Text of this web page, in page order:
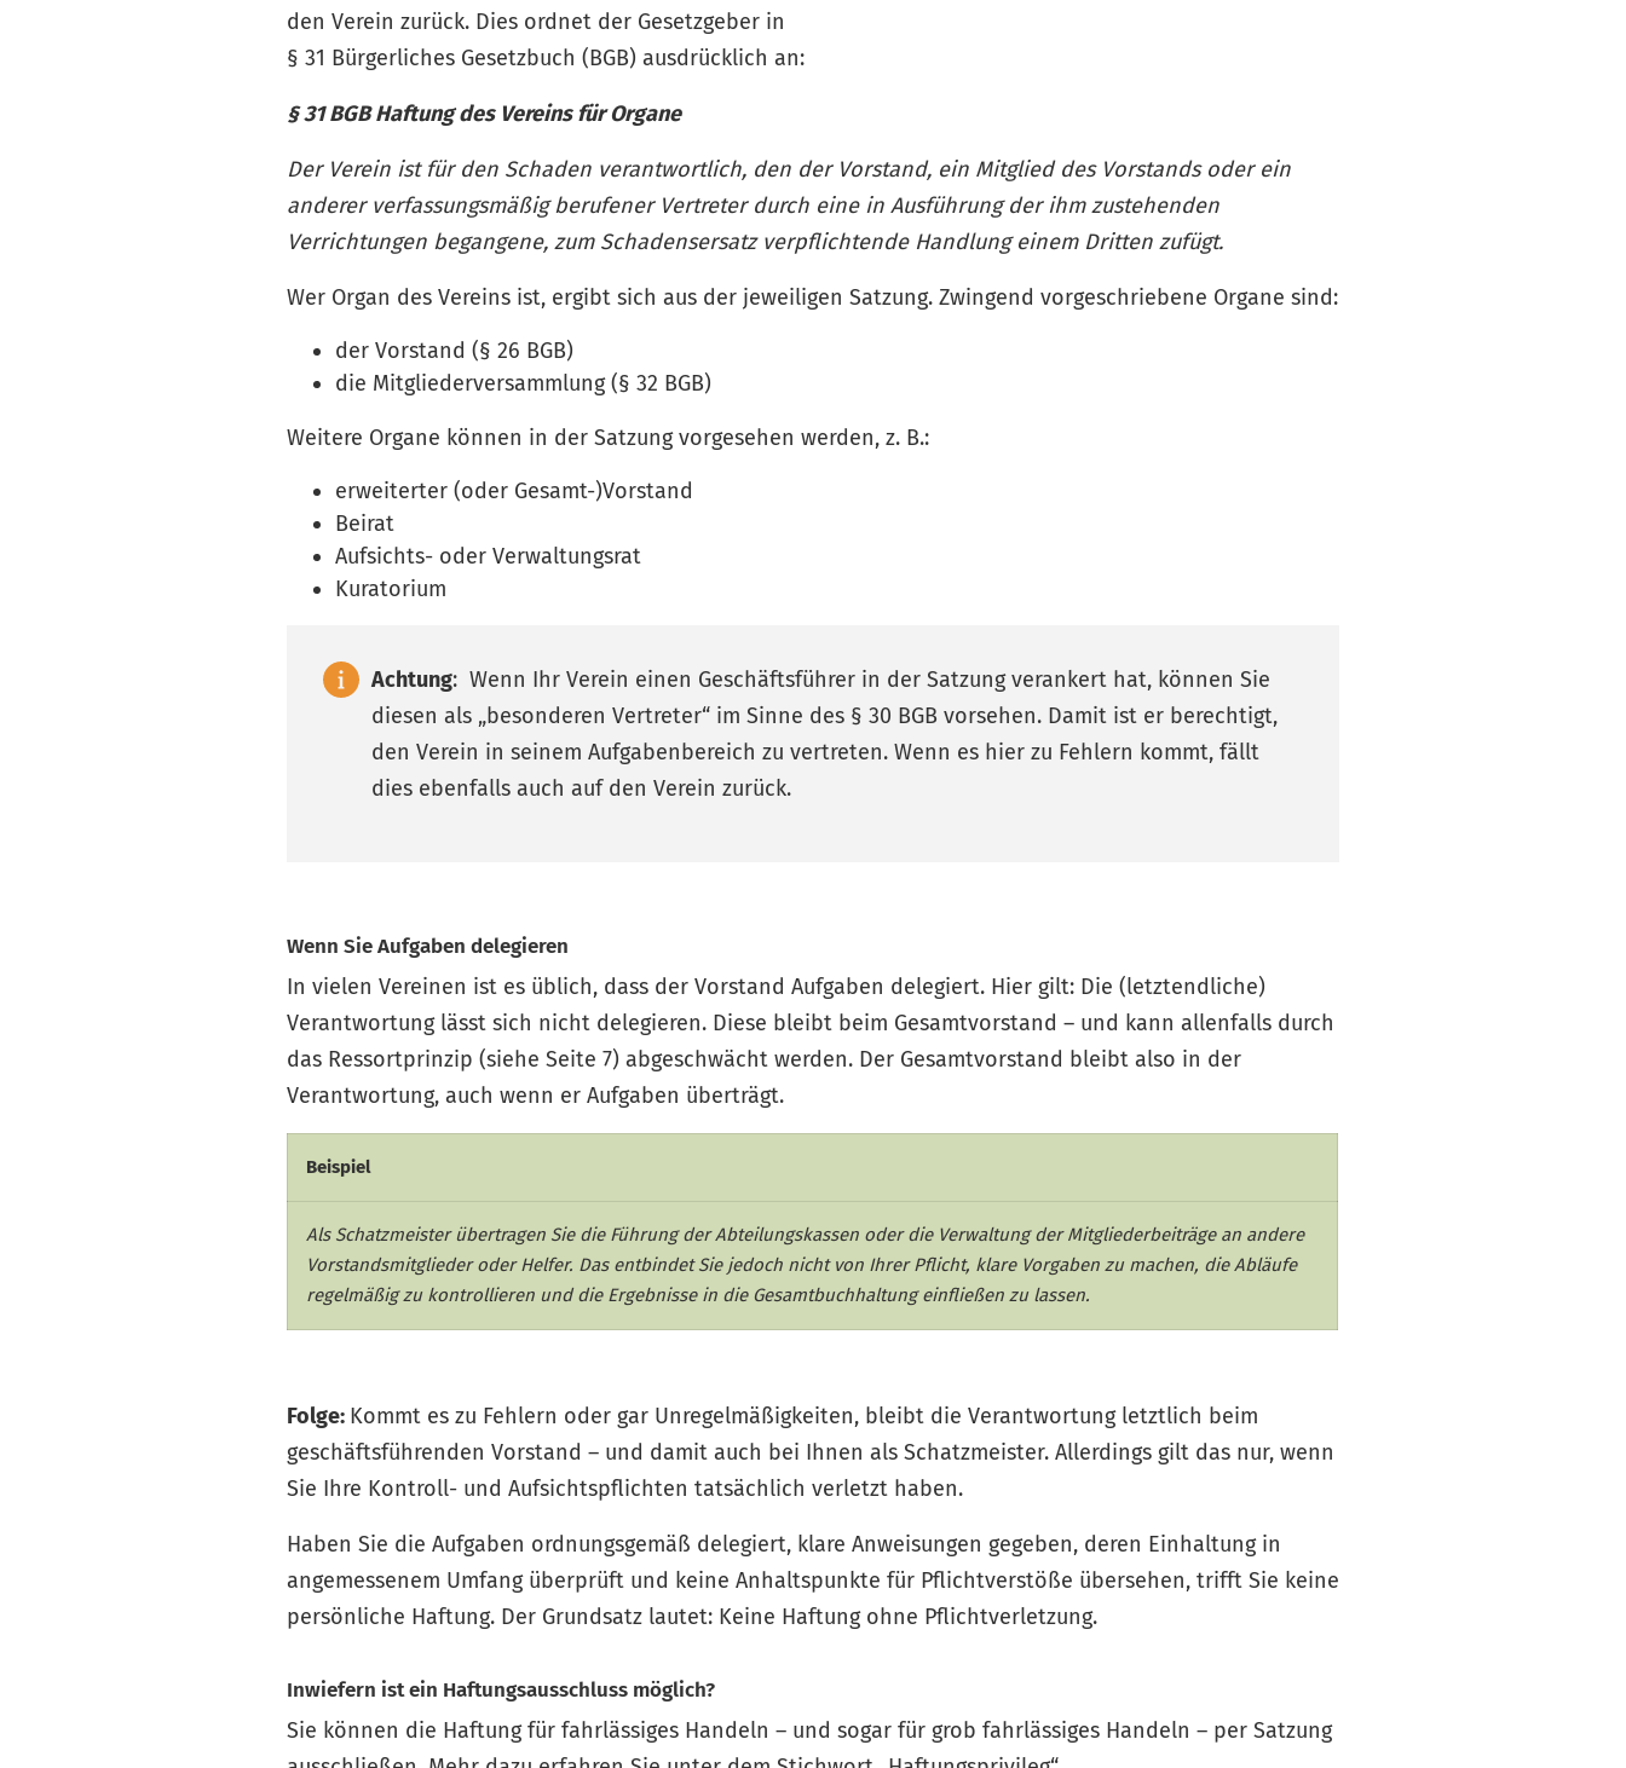
den Verein zurück. Dies ordnet der Gesetzgeber in
§ 31 Bürgerliches Gesetzbuch (BGB) ausdrücklich an:
§ 31 BGB Haftung des Vereins für Organe
Der Verein ist für den Schaden verantwortlich, den der Vorstand, ein Mitglied des Vorstands oder ein
anderer verfassungsmäßig berufener Vertreter durch eine in Ausführung der ihm zustehenden
Verrichtungen begangene, zum Schadensersatz verpflichtende Handlung einem Dritten zufügt.
Wer Organ des Vereins ist, ergibt sich aus der jeweiligen Satzung. Zwingend vorgeschriebene Organe sind:
der Vorstand (§ 26 BGB)
die Mitgliederversammlung (§ 32 BGB)
Weitere Organe können in der Satzung vorgesehen werden, z. B.:
erweiterter (oder Gesamt-)Vorstand
Beirat
Aufsichts- oder Verwaltungsrat
Kuratorium
Achtung: Wenn Ihr Verein einen Geschäftsführer in der Satzung verankert hat, können Sie
diesen als „besonderen Vertreter“ im Sinne des § 30 BGB vorsehen. Damit ist er berechtigt,
den Verein in seinem Aufgabenbereich zu vertreten. Wenn es hier zu Fehlern kommt, fällt
dies ebenfalls auch auf den Verein zurück.
Wenn Sie Aufgaben delegieren
In vielen Vereinen ist es üblich, dass der Vorstand Aufgaben delegiert. Hier gilt: Die (letztendliche)
Verantwortung lässt sich nicht delegieren. Diese bleibt beim Gesamtvorstand – und kann allenfalls durch
das Ressortprinzip (siehe Seite 7) abgeschwächt werden. Der Gesamtvorstand bleibt also in der
Verantwortung, auch wenn er Aufgaben überträgt.
Beispiel
Als Schatzmeister übertragen Sie die Führung der Abteilungskassen oder die Verwaltung der Mitgliederbeiträge an andere
Vorstandsmitglieder oder Helfer. Das entbindet Sie jedoch nicht von Ihrer Pflicht, klare Vorgaben zu machen, die Abläufe
regelmäßig zu kontrollieren und die Ergebnisse in die Gesamtbuchhaltung einfließen zu lassen.
Folge: Kommt es zu Fehlern oder gar Unregelmäßigkeiten, bleibt die Verantwortung letztlich beim
geschäftsführenden Vorstand – und damit auch bei Ihnen als Schatzmeister. Allerdings gilt das nur, wenn
Sie Ihre Kontroll- und Aufsichtspflichten tatsächlich verletzt haben.
Haben Sie die Aufgaben ordnungsgemäß delegiert, klare Anweisungen gegeben, deren Einhaltung in
angemessenem Umfang überprüft und keine Anhaltspunkte für Pflichtverstöße übersehen, trifft Sie keine
persönliche Haftung. Der Grundsatz lautet: Keine Haftung ohne Pflichtverletzung.
Inwiefern ist ein Haftungsausschluss möglich?
Sie können die Haftung für fahrlässiges Handeln – und sogar für grob fahrlässiges Handeln – per Satzung